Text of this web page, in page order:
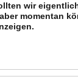
wir
momentan